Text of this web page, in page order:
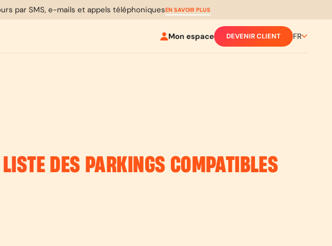
par SMS, e-mails et appels téléphoniquesEN SAVOIR PLUS
Mon espace DEVENIR CLIENT FR
DES PARKINGS COMPATIBLES